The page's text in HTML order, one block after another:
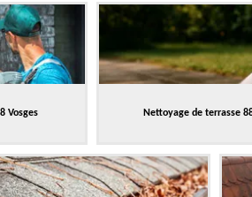
Vosges Nettoyage de terrasse